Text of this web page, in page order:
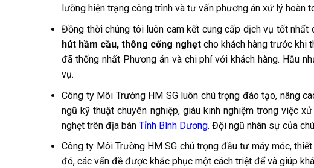
lưỡng hiện trạng công trình và tư vấn phương án xử lý hoàn
Đồng thời chúng tôi luôn cam kết cung cấp dịch vụ tốt nhất
hút hầm cầu, thông cống nghẹt cho khách hàng trước khi
đã thống nhất Phương án và chi phí với khách hàng. Hầu
vụ.
Công ty Môi Trường HM SG luôn chú trọng đào tạo, nâng
ngũ kỹ thuật chuyên nghiệp, giàu kinh nghiệm trong việc
nghẹt trên địa bàn Tỉnh Bình Dương. Đội ngũ nhân sự của
Công ty Môi Trường HM SG chú trọng đầu tư máy móc,
đó, các vấn đề được khắc phục một cách triệt để và giúp